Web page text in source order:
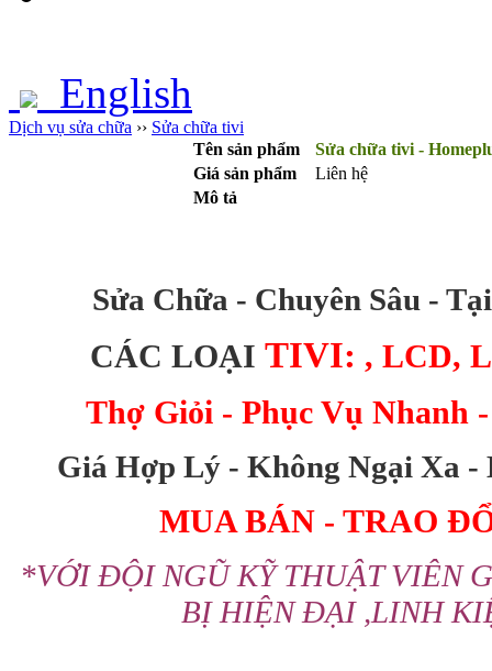
English
Dịch vụ sửa chữa ›› Sửa chữa tivi
Tên sản phẩm
Sửa chữa tivi -
Giá sản phẩm
Liên hệ
Mô tả
Sửa Chữa - Chuyên Sâu -
CÁC LOẠI TIVI: , LCD,
Thợ Giỏi - Phục Vụ Nhanh
Giá Hợp Lý - Không Ngại Xa -
MUA BÁN - TRAO
*VỚI ĐỘI NGŨ KỸ THUẬT VIÊN
BỊ HIỆN ĐẠI ,LINH